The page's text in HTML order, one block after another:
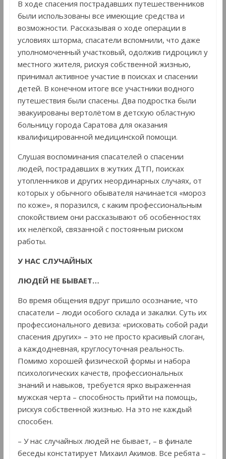
В ходе спасения пострадавших путешественников
были использованы все имеющие средства и
возможности. Рассказывая о ходе операции в
условиях шторма, спасатели вспомнили, что даже
уполномоченный участковый, одолжив гидроцикл у
местного жителя, рискуя собственной жизнью,
принимал активное участие в поисках и спасении
детей. В конечном итоге все участники водного
путешествия были спасены. Два подростка были
эвакуированы вертолётом в детскую областную
больницу города Саратова для оказания
квалифицированной медицинской помощи.
Слушая воспоминания спасателей о спасении
людей, пострадавших в жутких ДТП, поисках
утопленников и других неординарных случаях, от
которых у обычного обывателя начинается «мороз
по коже», я поразился, с каким профессиональным
спокойствием они рассказывают об особенностях
их нелёгкой, связанной с постоянным риском
работы.
У НАС СЛУЧАЙНЫХ
ЛЮДЕЙ НЕ БЫВАЕТ…
Во время общения вдруг пришло осознание, что
спасатели – люди особого склада и закалки. Суть их
профессионального девиза: «рисковать собой ради
спасения других» – это не просто красивый слоган,
а каждодневная, круглосуточная реальность.
Помимо хорошей физической формы и набора
психологических качеств, профессиональных
знаний и навыков, требуется ярко выраженная
мужская черта – способность прийти на помощь,
рискуя собственной жизнью. На это не каждый
способен.
– У нас случайных людей не бывает, – в финале
беседы констатирует Михаил Акимов. Все ребята –